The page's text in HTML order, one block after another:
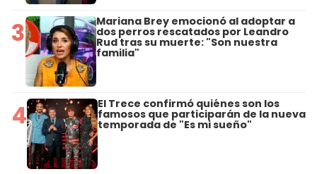
3 Mariana Brey emocionó al adoptar a
dos perros rescatados por Leandro
Rud tras su muerte: "Son nuestra
familia"
4 El Trece confirmó quiénes son los
famosos que participarán de la nueva
temporada de "Es mi sueño"